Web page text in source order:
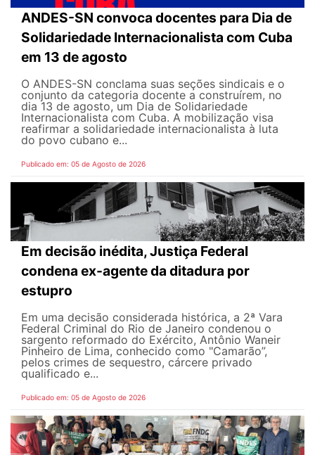
ANDES-SN convoca docentes para Dia de
Solidariedade Internacionalista com Cuba
em 13 de agosto
O ANDES-SN conclama suas seções sindicais e o
conjunto da categoria docente a construírem, no
dia 13 de agosto, um Dia de Solidariedade
Internacionalista com Cuba. A mobilização visa
reafirmar a solidariedade internacionalista à luta
do povo cubano e...
Publicado em: 05 de Agosto de 2026
Em decisão inédita, Justiça Federal
condena ex-agente da ditadura por
estupro
Em uma decisão considerada histórica, a 2ª Vara
Federal Criminal do Rio de Janeiro condenou o
sargento reformado do Exército, Antônio Waneir
Pinheiro de Lima, conhecido como "Camarão”,
pelos crimes de sequestro, cárcere privado
qualificado e...
Publicado em: 05 de Agosto de 2026